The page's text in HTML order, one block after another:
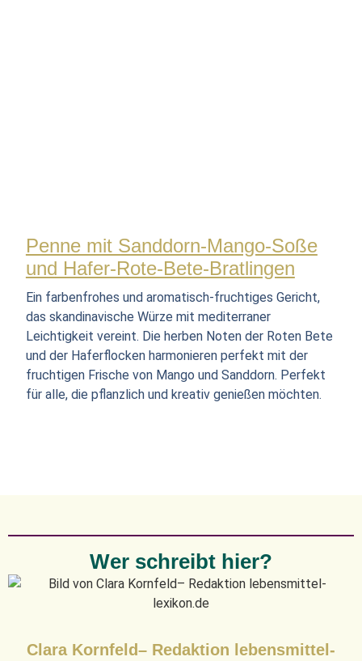
Penne mit Sanddorn-Mango-Soße
und Hafer-Rote-Bete-Bratlingen
Ein farbenfrohes und aromatisch-fruchtiges Gericht,
das skandinavische Würze mit mediterraner
Leichtigkeit vereint. Die herben Noten der Roten Bete
und der Haferflocken harmonieren perfekt mit der
fruchtigen Frische von Mango und Sanddorn. Perfekt
für alle, die pflanzlich und kreativ genießen möchten.
Wer schreibt hier?
Clara Kornfeld– Redaktion lebensmittel-